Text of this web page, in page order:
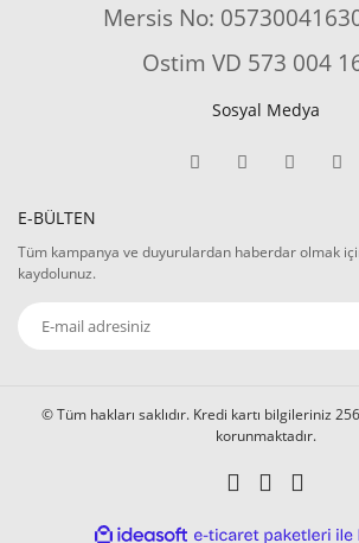
Mersis No:
Ostim VD 573 004
Sosyal Medya
E-BÜLTEN
Tüm kampanya ve duyurulardan haberdar olmak
kaydolunuz.
© Tüm hakları saklıdır. Kredi kartı bilgileriniz
korunmaktadır.
ideasoft e-